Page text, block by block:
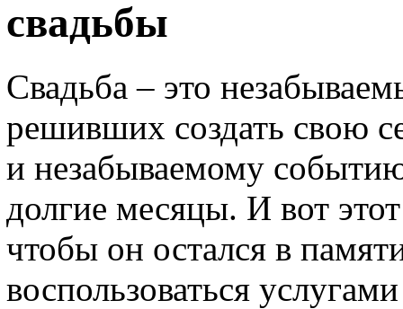
свадьбы
Свадьба – это
решивших создать свою
и незабываемому
долгие месяцы. И вот
чтобы он остался в
воспользоваться